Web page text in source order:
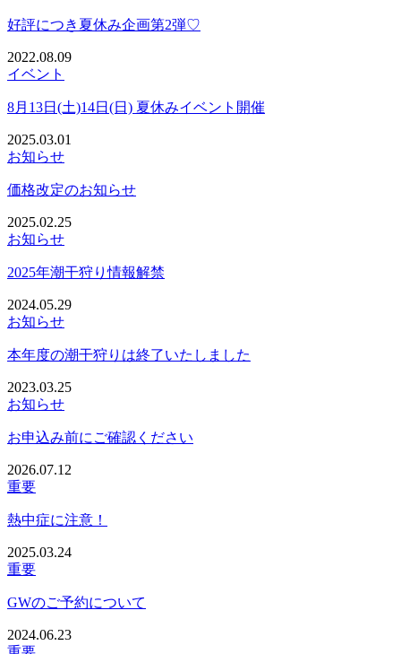
好評につき夏休み企画第2弾♡
2022.08.09
イベント
8月13日(土)14日(日) 夏休みイベント開催
2025.03.01
お知らせ
価格改定のお知らせ
2025.02.25
お知らせ
2025年潮干狩り情報解禁
2024.05.29
お知らせ
本年度の潮干狩りは終了いたしました
2023.03.25
お知らせ
お申込み前にご確認ください
2026.07.12
重要
熱中症に注意！
2025.03.24
重要
GWのご予約について
2024.06.23